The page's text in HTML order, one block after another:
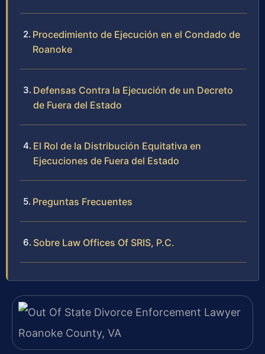
Procedimiento de Ejecución en el Condado de
Roanoke
Defensas Contra la Ejecución de un Decreto
de Fuera del Estado
El Rol de la Distribución Equitativa en
Ejecuciones de Fuera del Estado
Preguntas Frecuentes
Sobre Law Offices Of SRIS, P.C.